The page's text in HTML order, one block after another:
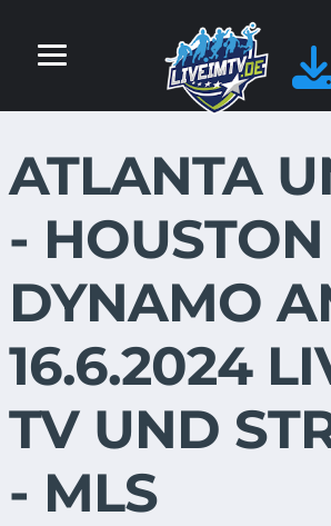
ATLANTA
- HOUSTON
DYNAMO
16.6.2024
TV UND
- MLS